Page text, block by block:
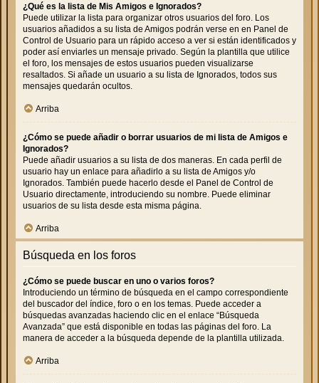
¿Qué es la lista de Mis Amigos e Ignorados?
Puede utilizar la lista para organizar otros usuarios del foro. Los
usuarios añadidos a su lista de Amigos podrán verse en en Panel de
Control de Usuario para un rápido acceso a ver si están identificados y
poder así enviarles un mensaje privado. Según la plantilla que utilice
el foro, los mensajes de estos usuarios pueden visualizarse
resaltados. Si añade un usuario a su lista de Ignorados, todos sus
mensajes quedarán ocultos.
Arriba
¿Cómo se puede añadir o borrar usuarios de mi lista de Amigos e
Ignorados?
Puede añadir usuarios a su lista de dos maneras. En cada perfil de
usuario hay un enlace para añadirlo a su lista de Amigos y/o
Ignorados. También puede hacerlo desde el Panel de Control de
Usuario directamente, introduciendo su nombre. Puede eliminar
usuarios de su lista desde esta misma página.
Arriba
Búsqueda en los foros
¿Cómo se puede buscar en uno o varios foros?
Introduciendo un término de búsqueda en el campo correspondiente
del buscador del índice, foro o en los temas. Puede acceder a
búsquedas avanzadas haciendo clic en el enlace “Búsqueda
Avanzada” que está disponible en todas las páginas del foro. La
manera de acceder a la búsqueda depende de la plantilla utilizada.
Arriba